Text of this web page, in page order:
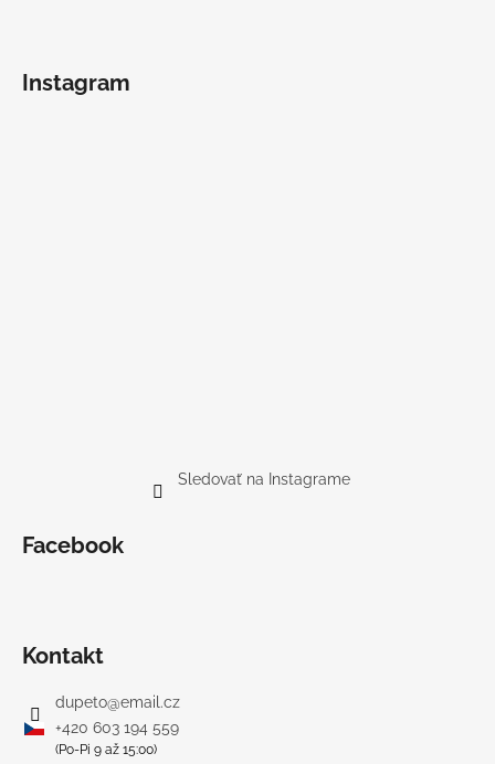
Instagram
Sledovať na Instagrame
Facebook
Kontakt
dupeto@email.cz
+420 603 194 559
(Po-Pi 9 až 15:00)